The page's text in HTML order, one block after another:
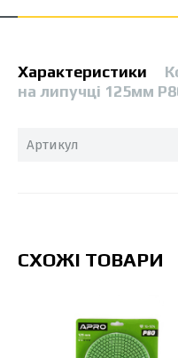
Характеристики
на липучці 125мм
Артикул
СХОЖІ ТОВАРИ